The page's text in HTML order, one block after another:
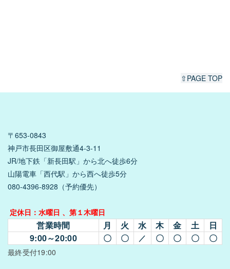
⇧PAGE TOP
〒653-0843
神戸市長田区御屋敷通4-3-11
JR/地下鉄「新長田駅」から北へ徒歩6分
山陽電車「西代駅」から西へ徒歩5分
080-4396-8928（予約優先）
定休日：水曜日 、第１木曜日
営業時間 月 火 水 木 金 土
日
9:00～20:00
〇 〇 ／ 〇 〇 〇 〇
最終受付19:00